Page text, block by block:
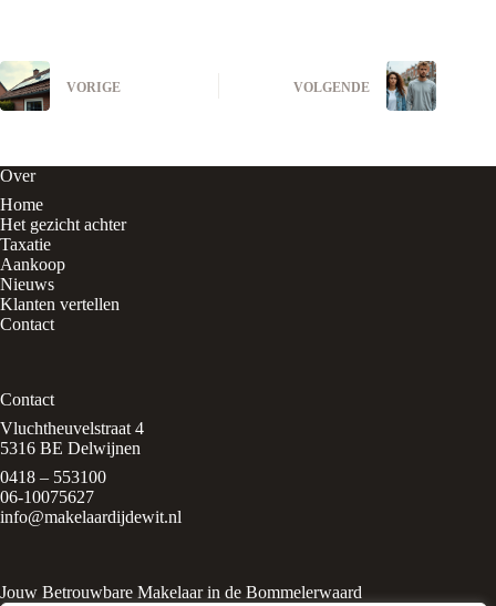
VORIGE VOLGENDE
Over
Home
Het gezicht achter
Taxatie
Aankoop
Nieuws
Klanten vertellen
Contact
Contact
Vluchtheuvelstraat 4
5316 BE Delwijnen
0418 – 553100
06-10075627
info@makelaardijdewit.nl
Jouw Betrouwbare Makelaar in de Bommelerwaard